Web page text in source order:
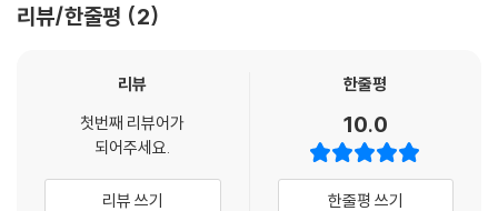
1. 테란의 희망 임요환- 2000년 한빛소프트배 온게임넷 스타리그 결승 2
전 (임요환 VS 홍진호)
3. 첫 패배에서 슬럼프까지- 2001년 SKY배 온게임넷 스타리그 결승 5차
전 (임요환 VS 김동수)
강 1차전 (임요환 VS 김정민)
리뷰/한줄평 2
리뷰
첫번째 리뷰어가
되어주세요.
리뷰 쓰기
한줄평
10.0
한줄평 쓰기